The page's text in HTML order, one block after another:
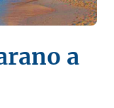
a